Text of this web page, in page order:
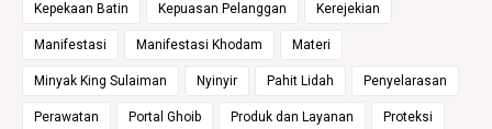
Kepekaan Batin Kepuasan Pelanggan Kerejekian
Manifestasi Manifestasi Khodam Materi
Minyak King Sulaiman Nyinyir Pahit Lidah Penyelarasan
Perawatan Portal Ghoib Produk dan Layanan Proteksi